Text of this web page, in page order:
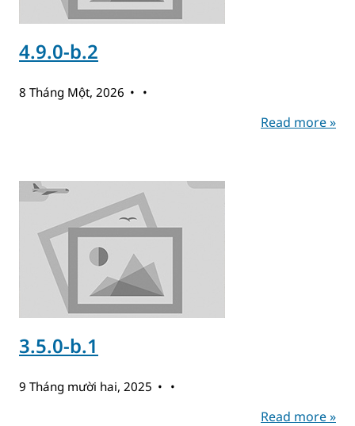
4.9.0-b.2
8 Tháng Một, 2026
Read more »
3.5.0-b.1
9 Tháng mười hai, 2025
Read more »